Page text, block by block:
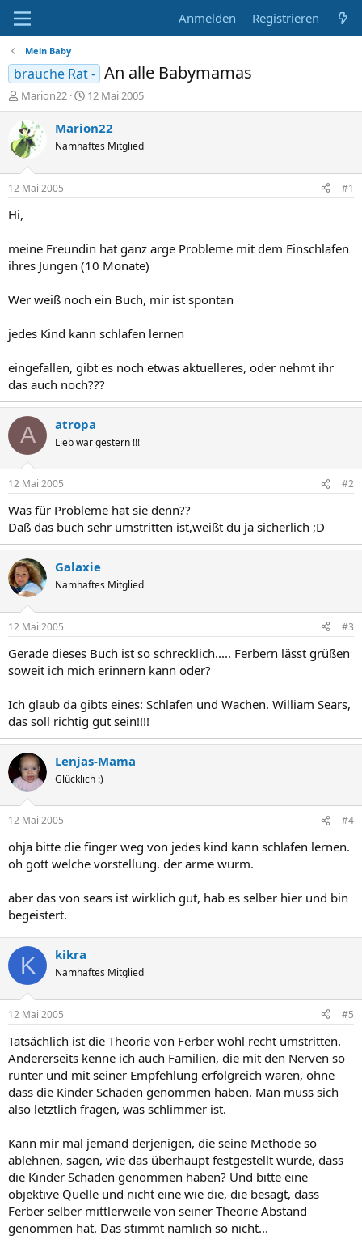
Anmelden Registrieren
Mein Baby
brauche Rat - An alle Babymamas
E
r
s
t
e
e
Marion22
E
r
s
t
e
t
12 Mai 2005
Marion22
Namhaftes Mitglied
12 Mai 2005 #1
Hi,
meine Freundin hat ganz arge Probleme mit dem Einschlafen
ihres Jungen (10 Monate)
Wer weiß noch ein Buch, mir ist spontan
jedes Kind kann schlafen lernen
eingefallen, gibt es noch etwas aktuelleres, oder nehmt ihr
das auch noch???
A atropa
Lieb war gestern !!!
12 Mai 2005 #2
Was für Probleme hat sie denn??
Daß das buch sehr umstritten ist,weißt du ja sicherlich ;D
Galaxie
Namhaftes Mitglied
12 Mai 2005 #3
Gerade dieses Buch ist so schrecklich..... Ferbern lässt grüßen
soweit ich mich erinnern kann oder?
Ich glaub da gibts eines: Schlafen und Wachen. William Sears,
das soll richtig gut sein!!!!
Lenjas-Mama
Glücklich :)
12 Mai 2005 #4
ohja bitte die finger weg von jedes kind kann schlafen lernen.
oh gott welche vorstellung. der arme wurm.
aber das von sears ist wirklich gut, hab es selber hier und bin
begeistert.
K kikra
Namhaftes Mitglied
12 Mai 2005 #5
Tatsächlich ist die Theorie von Ferber wohl recht umstritten.
Andererseits kenne ich auch Familien, die mit den Nerven so
runter und mit seiner Empfehlung erfolgreich waren, ohne
dass die Kinder Schaden genommen haben. Man muss sich
also letztlich fragen, was schlimmer ist.
Kann mir mal jemand derjenigen, die seine Methode so
ablehnen, sagen, wie das überhaupt festgestellt wurde, dass
die Kinder Schaden genommen haben? Und bitte eine
objektive Quelle und nicht eine wie die, die besagt, dass
Ferber selber mittlerweile von seiner Theorie Abstand
genommen hat. Das stimmt nämlich so nicht...